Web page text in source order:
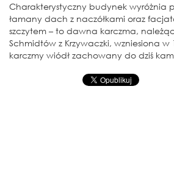
Charakterystyczny budynek wyróżnia
łamany dach z naczółkami oraz
szczytem – to dawna karczma,
Schmidtów z Krzywaczki, wzniesiona w
karczmy wiódł zachowany do dziś